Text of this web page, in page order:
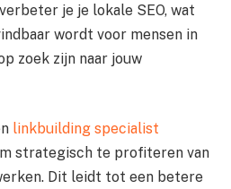
je je lokale SEO, wat
wordt voor mensen in
zoek zijn naar jouw
linkbuilding specialist
strategisch te profiteren van
Dit leidt tot een betere